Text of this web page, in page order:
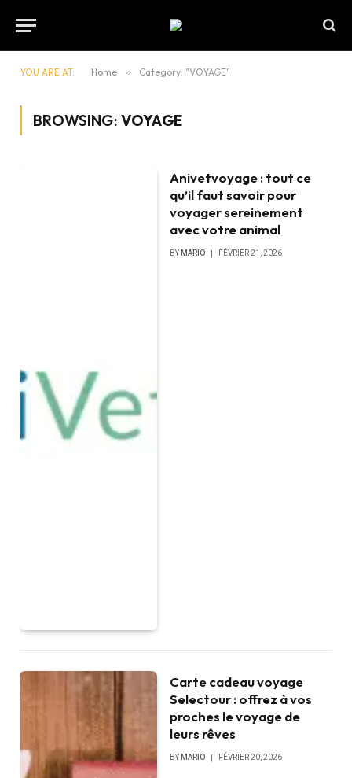
YOU ARE AT: Home » Category: "VOYAGE"
BROWSING: VOYAGE
Anivetvoyage : tout ce
qu’il faut savoir pour
voyager sereinement
avec votre animal
BY MARIO FÉVRIER 21, 2026
Carte cadeau voyage
Selectour : offrez à vos
proches le voyage de
leurs rêves
BY MARIO FÉVRIER 20, 2026